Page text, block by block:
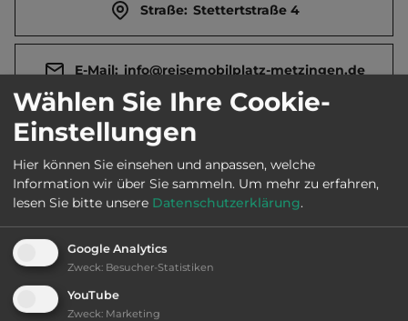
Straße: Stettertstraße 4
E-Mail: info@reisemobilplatz-metzingen.de
Webseite: www.reisemobilplatz-metzingen.de
Öffnungszeiten: Ganzjährig geöffnet
Telefon:
Wählen Sie Ihre Cookie-
Einstellungen
Hier können Sie einsehen und anpassen, welche
Information wir über Sie sammeln. Um mehr zu erfahren,
lesen Sie bitte unsere Datenschutzerklärung.
Google Analytics
Zweck: Besucher-Statistiken
YouTube
Zweck: Marketing